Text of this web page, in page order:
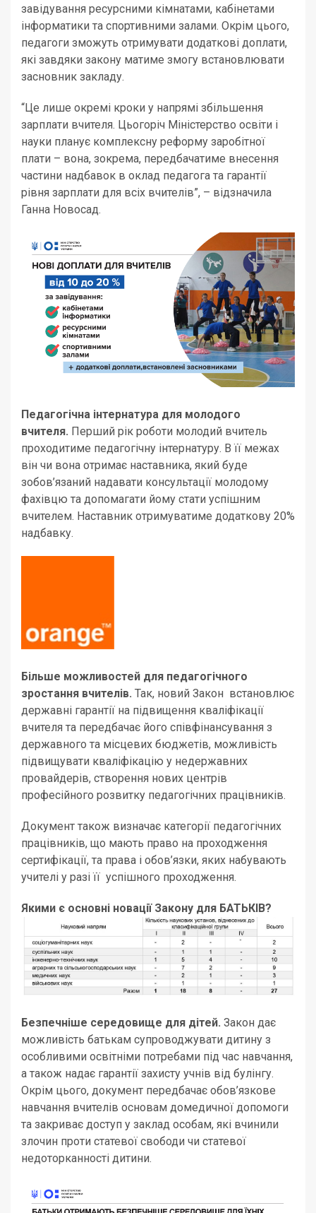
завідування ресурсними кімнатами, кабінетами
інформатики та спортивними залами. Окрім цього,
педагоги зможуть отримувати додаткові доплати,
які завдяки закону матиме змогу встановлювати
засновник закладу.
“Це лише окремі кроки у напрямі збільшення
зарплати вчителя. Цьогоріч Міністерство освіти і
науки планує комплексну реформу заробітної
плати – вона, зокрема, передбачатиме внесення
частини надбавок в оклад педагога та гарантії
рівня зарплати для всіх вчителів”, – відзначила
Ганна Новосад.
Педагогічна інтернатура для молодого
вчителя. Перший рік роботи молодий вчитель
проходитиме педагогічну інтернатуру. В її межах
він чи вона отримає наставника, який буде
зобов’язаний надавати консультації молодому
фахівцю та допомагати йому стати успішним
вчителем. Наставник отримуватиме додаткову 20%
надбавку.
Більше можливостей для педагогічного
зростання вчителів. Так, новий Закон встановлює
державні гарантії на підвищення кваліфікації
вчителя та передбачає його співфінансування з
державного та місцевих бюджетів, можливість
підвищувати кваліфікацію у недержавних
провайдерів, створення нових центрів
професійного розвитку педагогічних працівників.
Документ також визначає категорії педагогічних
працівників, що мають право на проходження
сертифікації, та права і обов’язки, яких набувають
учителі у разі її успішного проходження.
Якими є основні новації Закону для БАТЬКІВ?
Безпечніше середовище для дітей. Закон дає
можливість батькам супроводжувати дитину з
особливими освітніми потребами під час навчання,
а також надає гарантії захисту учнів від булінгу.
Окрім цього, документ передбачає обов’язкове
навчання вчителів основам домедичної допомоги
та закриває доступ у заклад особам, які вчинили
злочин проти статевої свободи чи статевої
недоторканності дитини.